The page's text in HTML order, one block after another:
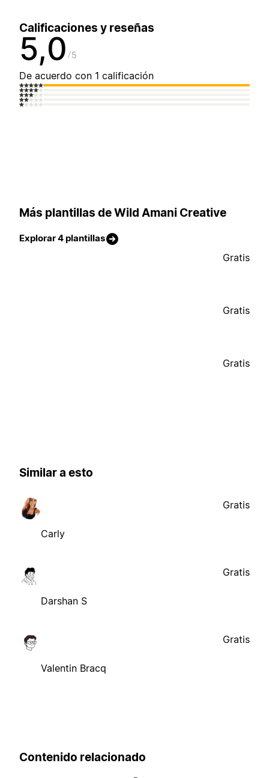
Calificaciones y reseñas
5,0 5
De acuerdo con 1 calificación
Más plantillas de Wild Amani Creative
Explorar 4 plantillas
Gratis
Gratis
Gratis
Similar a esto
Carly
Gratis
Darshan S
Gratis
Valentin Bracq
Gratis
Contenido relacionado